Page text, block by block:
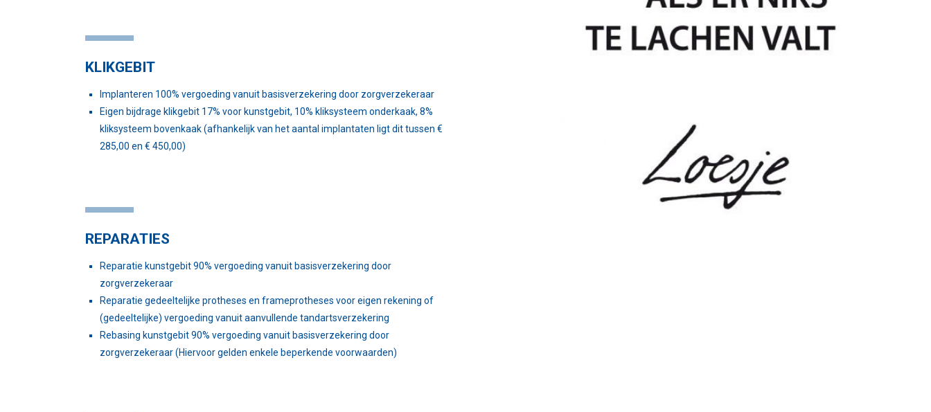
KLIKGEBIT
Implanteren 100% vergoeding vanuit basisverzekering door zorgverzekeraar
Eigen bijdrage klikgebit 17% voor kunstgebit, 10% kliksysteem onderkaak, 8%
kliksysteem bovenkaak (afhankelijk van het aantal implantaten ligt dit tussen €
285,00 en € 450,00)
REPARATIES
Reparatie kunstgebit 90% vergoeding vanuit basisverzekering door
zorgverzekeraar
Reparatie gedeeltelijke protheses en frameprotheses voor eigen rekening of
(gedeeltelijke) vergoeding vanuit aanvullende tandartsverzekering
Rebasing kunstgebit 90% vergoeding vanuit basisverzekering door
zorgverzekeraar (Hiervoor gelden enkele beperkende voorwaarden)